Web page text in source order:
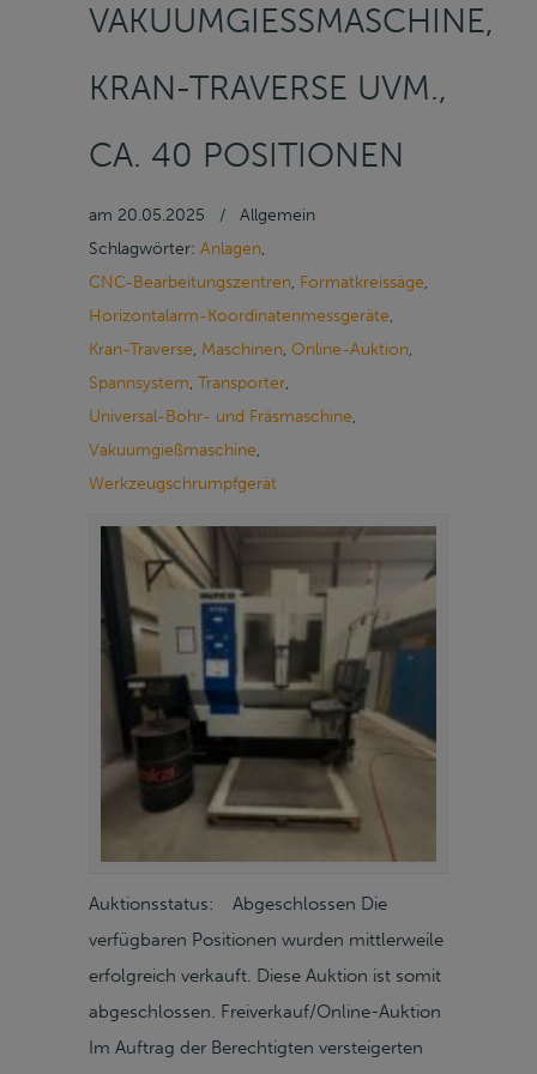
VAKUUMGIESSMASCHINE, K
RAN-TRAVERSE UVM., C
A. 40 POSITIONEN
am 20.05.2025 /
Allgemein
Schlagwörter: Anlagen,
CNC-Bearbeitungszentren, Formatkreissäge,
Horizontalarm-Koordinatenmessgeräte,
Kran-Traverse, Maschinen, Online-Auktion,
Spannsystem, Transporter,
Universal-Bohr- und Fräsmaschine,
Vakuumgießmaschine,
Werkzeugschrumpfgerät
Auktionsstatus: Abgeschlossen Die
verfügbaren Positionen wurden mittlerweile
erfolgreich verkauft. Diese Auktion ist somit
abgeschlossen. Freiverkauf/Online-Auktion
Im Auftrag der Berechtigten versteigerten